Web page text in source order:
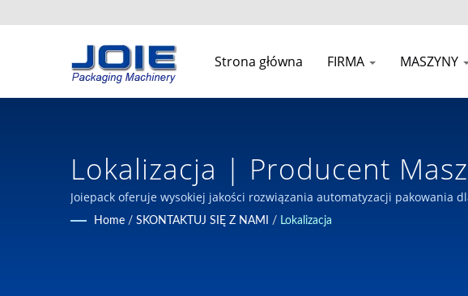
Strona główna FIRMA MASZYNY
Lokalizacja | Producent
Branży Piekarskiej,
Joiepack oferuje wysokiej jakości rozwiązania automatyzacji pakowania
od 1980 roku na Tajwanie.
Home / SKONTAKTUJ SIĘ Z NAMI / Lokalizacja